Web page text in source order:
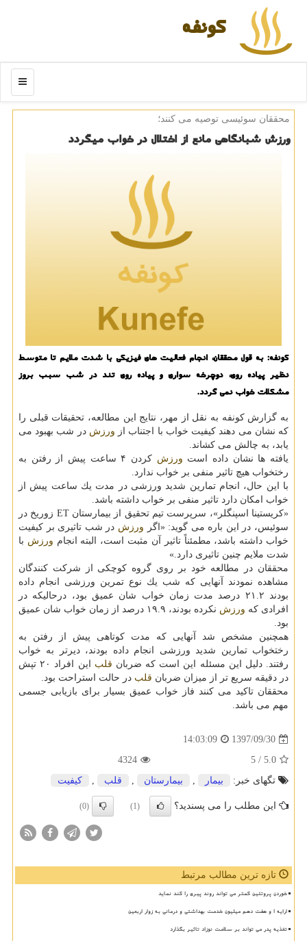
كونفه
منو
محققان سوئیسی توصیه می كنند؛
ورزش شبانگاهی مانع از اختلال در خواب میگردد
كونفه: به قول محققان، انجام فعالیت های فیزیكی با شدت ملایم تا متوسط
نظیر پیاده روی، دوچرخه سواری و پیاده روی تند در شب سبب بروز
مشكلات خواب نمی گردد.
به گزارش كونفه به نقل از مهر، نتایج این مطالعه، تحقیقات قبلی را
كه نشان می دهند كیفیت خواب با اجتناب از ورزش در شب بهبود می
یابد، به چالش می كشاند.
یافته ها نشان داده است ورزش
كردن ۴ ساعت پیش از رفتن به
رختخواب هیچ تاثیر منفی بر خواب ندارد.
با این حال، انجام تمارین شدید ورزشی در مدت یك ساعت پیش از
خواب امكان دارد تاثیر منفی بر خواب داشته باشد.
«كریستینا اسپنگلر»، سرپرست تیم تحقیق از بیمارستان ET زوریخ در
سوئیس، در این باره می گوید: «اگر ورزش در شب تاثیری بر كیفیت
خواب داشته باشد، مطمئناً تاثیر آن مثبت است، البته انجام ورزش با
شدت ملایم چنین تاثیری دارد.»
محققان در مطالعه خود بر روی گروه كوچكی از شركت كنندگان
مشاهده نمودند آنهایی كه شب یك نوع تمرین ورزشی انجام داده
بودند ۲۱.۲ درصد مدت زمان خواب شان عمیق بود، درحالیكه در
افرادی كه ورزش
نكرده بودند، ۱۹.۹ درصد از زمان خواب شان عمیق
بود.
همچنین مشخص شد آنهایی كه مدت كوتاهی پیش از رفتن به
رختخواب تمارین شدید ورزشی انجام داده بودند، دیرتر به خواب
رفتند. دلیل این مسئله این است كه ضربان قلب
این افراد ۲۰ تپش
در دقیقه سریع تر از میزان ضربان قلب در حالت استراحت بود.
محققان تاكید می كنند فاز خواب عمیق بسیار برای بازیابی جسمی
مهم می باشد.
1397/09/30
14:03:09
5.0
/ 5
4324
تگهای خبر:
بیمار , بیمارستان , قلب , كیفیت
این مطلب را می پسندید؟ (1)
(0)
تازه ترین مطالب مرتبط
خوردن پروتئین کمتر می تواند روند پیری را کند نماید
ارایه ۱ و هفت دهم میلیون خدمت بهداشتی و درمانی به زوار اربعین
تغذیه پدر می تواند بر سلامت نوزاد تاثیر بگذارد